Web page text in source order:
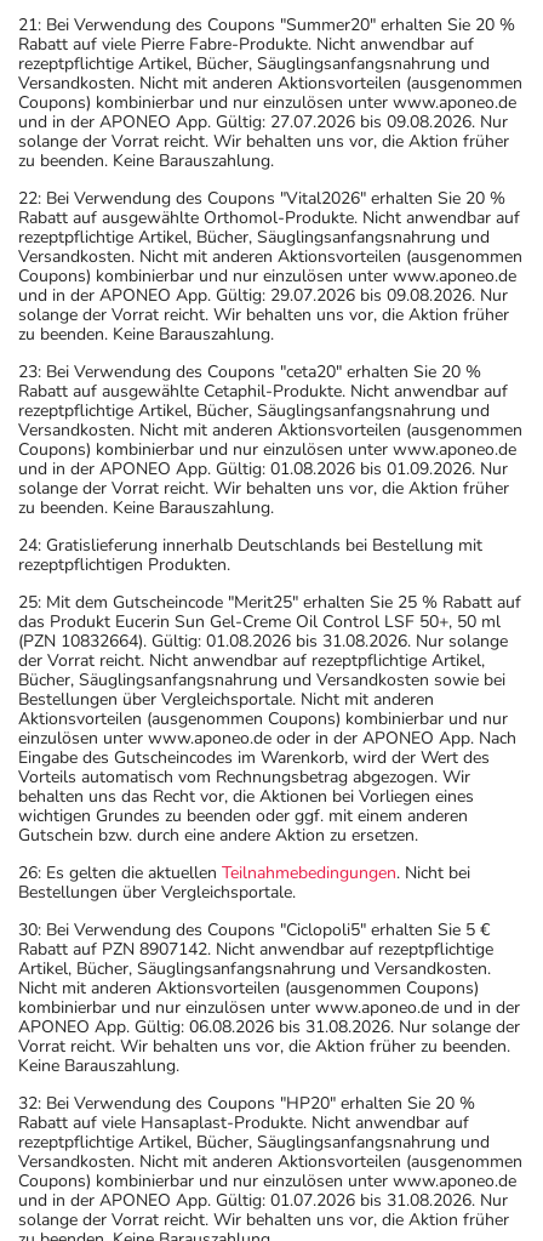
21: Bei Verwendung des Coupons "Summer20" erhalten Sie 20 %
Rabatt auf viele Pierre Fabre-Produkte. Nicht anwendbar auf
rezeptpflichtige Artikel, Bücher, Säuglingsanfangsnahrung und
Versandkosten. Nicht mit anderen Aktionsvorteilen (ausgenommen
Coupons) kombinierbar und nur einzulösen unter www.aponeo.de
und in der APONEO App. Gültig: 27.07.2026 bis 09.08.2026. Nur
solange der Vorrat reicht. Wir behalten uns vor, die Aktion früher
zu beenden. Keine Barauszahlung.
22: Bei Verwendung des Coupons "Vital2026" erhalten Sie 20 %
Rabatt auf ausgewählte Orthomol-Produkte. Nicht anwendbar auf
rezeptpflichtige Artikel, Bücher, Säuglingsanfangsnahrung und
Versandkosten. Nicht mit anderen Aktionsvorteilen (ausgenommen
Coupons) kombinierbar und nur einzulösen unter www.aponeo.de
und in der APONEO App. Gültig: 29.07.2026 bis 09.08.2026. Nur
solange der Vorrat reicht. Wir behalten uns vor, die Aktion früher
zu beenden. Keine Barauszahlung.
23: Bei Verwendung des Coupons "ceta20" erhalten Sie 20 %
Rabatt auf ausgewählte Cetaphil-Produkte. Nicht anwendbar auf
rezeptpflichtige Artikel, Bücher, Säuglingsanfangsnahrung und
Versandkosten. Nicht mit anderen Aktionsvorteilen (ausgenommen
Coupons) kombinierbar und nur einzulösen unter www.aponeo.de
und in der APONEO App. Gültig: 01.08.2026 bis 01.09.2026. Nur
solange der Vorrat reicht. Wir behalten uns vor, die Aktion früher
zu beenden. Keine Barauszahlung.
24: Gratislieferung innerhalb Deutschlands bei Bestellung mit
rezeptpflichtigen Produkten.
25: Mit dem Gutscheincode "Merit25" erhalten Sie 25 % Rabatt auf
das Produkt Eucerin Sun Gel-Creme Oil Control LSF 50+, 50 ml
(PZN 10832664). Gültig: 01.08.2026 bis 31.08.2026. Nur solange
der Vorrat reicht. Nicht anwendbar auf rezeptpflichtige Artikel,
Bücher, Säuglingsanfangsnahrung und Versandkosten sowie bei
Bestellungen über Vergleichsportale. Nicht mit anderen
Aktionsvorteilen (ausgenommen Coupons) kombinierbar und nur
einzulösen unter www.aponeo.de oder in der APONEO App. Nach
Eingabe des Gutscheincodes im Warenkorb, wird der Wert des
Vorteils automatisch vom Rechnungsbetrag abgezogen. Wir
behalten uns das Recht vor, die Aktionen bei Vorliegen eines
wichtigen Grundes zu beenden oder ggf. mit einem anderen
Gutschein bzw. durch eine andere Aktion zu ersetzen.
26: Es gelten die aktuellen Teilnahmebedingungen. Nicht bei
Bestellungen über Vergleichsportale.
30: Bei Verwendung des Coupons "Ciclopoli5" erhalten Sie 5 €
Rabatt auf PZN 8907142. Nicht anwendbar auf rezeptpflichtige
Artikel, Bücher, Säuglingsanfangsnahrung und Versandkosten.
Nicht mit anderen Aktionsvorteilen (ausgenommen Coupons)
kombinierbar und nur einzulösen unter www.aponeo.de und in der
APONEO App. Gültig: 06.08.2026 bis 31.08.2026. Nur solange der
Vorrat reicht. Wir behalten uns vor, die Aktion früher zu beenden.
Keine Barauszahlung.
32: Bei Verwendung des Coupons "HP20" erhalten Sie 20 %
Rabatt auf viele Hansaplast-Produkte. Nicht anwendbar auf
rezeptpflichtige Artikel, Bücher, Säuglingsanfangsnahrung und
Versandkosten. Nicht mit anderen Aktionsvorteilen (ausgenommen
Coupons) kombinierbar und nur einzulösen unter www.aponeo.de
und in der APONEO App. Gültig: 01.07.2026 bis 31.08.2026. Nur
solange der Vorrat reicht. Wir behalten uns vor, die Aktion früher